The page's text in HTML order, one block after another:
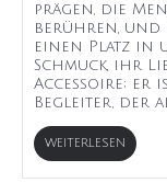
prägen, die
berühren, und
einen Platz in
Schmuck, ihr
Accessoire; er
Begleiter, der
WEITERLESEN